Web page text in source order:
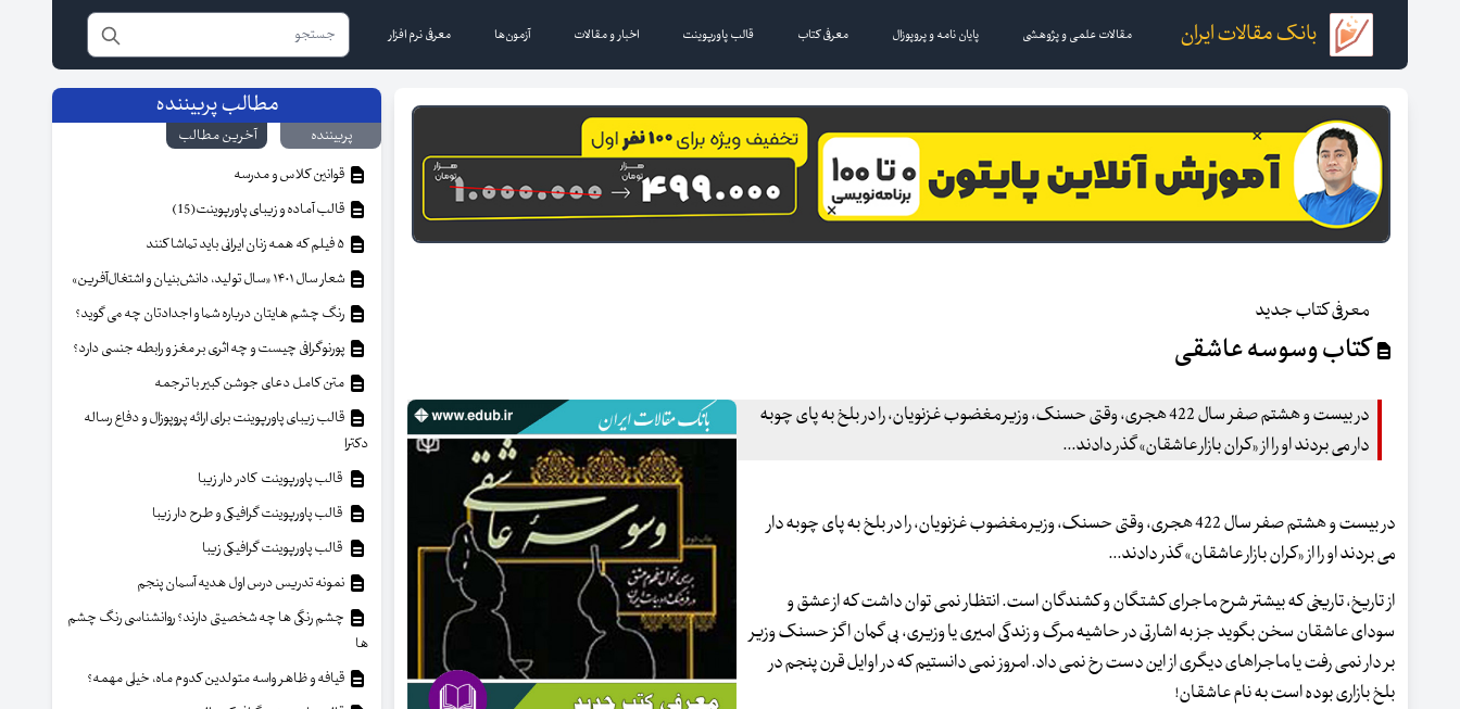
بانک مقالات ایران مقالات علمی و پژوهشی پایان نامه و پروپوزال معرفی کتاب قالب پاورپوینت اخبار و مقالات آزمون‌ها معرفی نرم افزار
معرفی کتاب جدید
کتاب وسوسه عاشقی
در بیست و هشتم صفر سال 422 هجری، وقتی حسنک، وزیر مغضوب غزنویان، را در بلخ به پای چوبه
دار می بردند او را از «کران بازار عاشقان» گذر دادند...
در بیست و هشتم صفر سال 422 هجری، وقتی حسنک، وزیر مغضوب غزنویان، را در بلخ به پای چوبه دار
می بردند او را از «کران بازار عاشقان» گذر دادند...
از تاریخ، تاریخی که بیشتر شرح ماجرای کشتگان و کشندگان است. انتظار نمی توان داشت که از عشق و
سودای عاشقان سخن بگوید جز به اشارتی در حاشیه مرگ و زندگی امیری یا وزیری، بی گمان اگز حسنک وزیر
بر دار نمی رفت یا ماجراهای دیگری از این دست رخ نمی داد. امروز نمی دانستیم که در اوایل قرن پنجم در
بلخ بازاری بوده است به نام عاشقان!
مطالب پربیننده
پربیننده
آخرین مطالب
قوانین کلاس و مدرسه
قالب آماده و زیبای پاورپوینت(15)
شعار سال ۱۴۰۱ «سال تولید، دانش‌بنیان و اشتغال‌آفرین»
رنگ چشم هایتان درباره شما و اجدادتان چه می گوید؟
پورنوگرافی چیست و چه اثری بر مغز و رابطه جنسی دارد؟
متن کامل دعای جوشن کبیر با ترجمه
قالب زیبای پاورپوینت برای ارائه پروپوزال و دفاع رساله
دکترا
قالب پاورپوینت کادر دار زیبا
قالب پاورپوینت گرافیکی و طرح دار زیبا
قالب پاورپوینت گرافیکی زیبا
نمونه تدریس درس اول هدیه آسمان پنجم
چشم رنگی ها چه شخصیتی دارند؟ روانشناسی رنگ چشم
ها
قیافه و ظاهر واسه متولدین کدوم ماه، خیلی مهمه؟